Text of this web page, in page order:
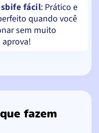
fácil: Prático e
quando você
sem muito
fazem